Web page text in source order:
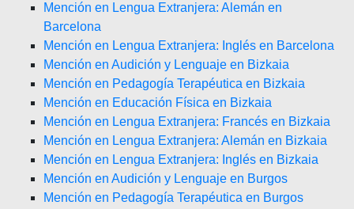
Mención en Lengua Extranjera: Alemán en
Barcelona
Mención en Lengua Extranjera: Inglés en Barcelona
Mención en Audición y Lenguaje en Bizkaia
Mención en Pedagogía Terapéutica en Bizkaia
Mención en Educación Física en Bizkaia
Mención en Lengua Extranjera: Francés en Bizkaia
Mención en Lengua Extranjera: Alemán en Bizkaia
Mención en Lengua Extranjera: Inglés en Bizkaia
Mención en Audición y Lenguaje en Burgos
Mención en Pedagogía Terapéutica en Burgos